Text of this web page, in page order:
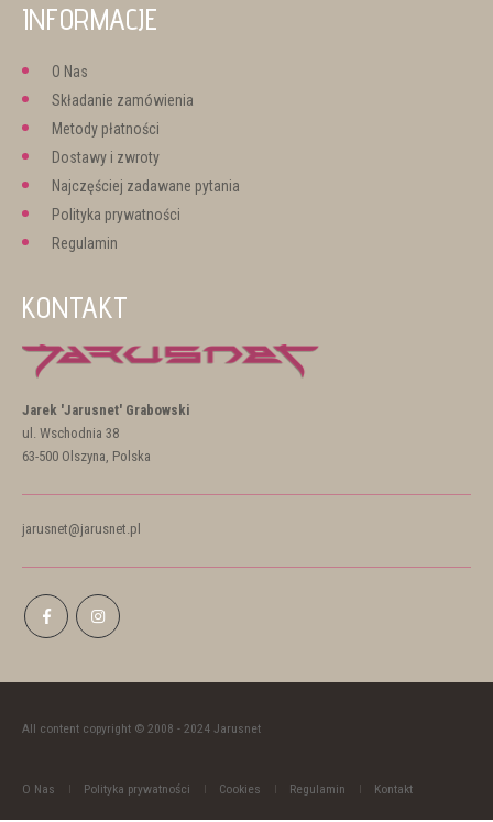
INFORMACJE
O Nas
Składanie zamówienia
Metody płatności
Dostawy i zwroty
Najczęściej zadawane pytania
Polityka prywatności
Regulamin
KONTAKT
Jarek 'Jarusnet' Grabowski
ul. Wschodnia 38
63-500 Olszyna, Polska
jarusnet@jarusnet.pl
O Nas Polityka prywatności Cookies Regulamin Kontakt
All content copyright © 2008 - 2024 Jarusnet